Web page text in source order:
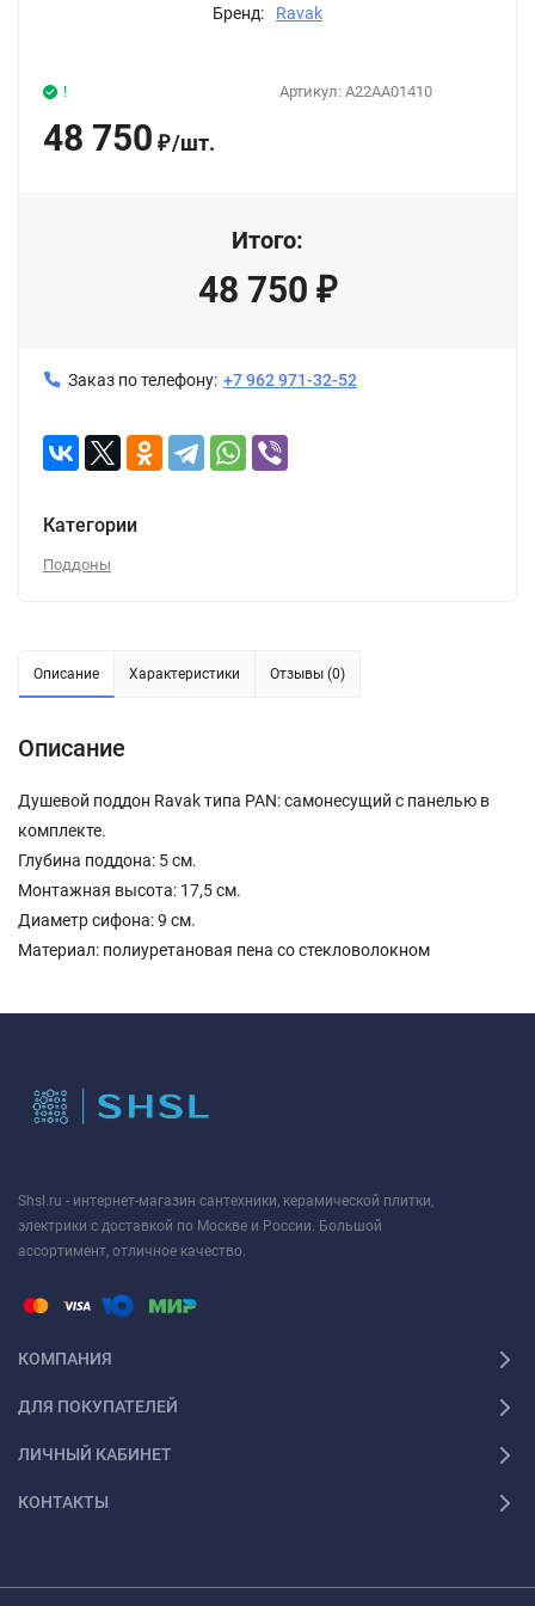
Бренд: Ravak
Артикул: A22AA01410
!
48 750 ₽/шт.
Итого:
48 750 ₽
Заказ по телефону: +7 962 971-32-52
Категории
Поддоны
Описание Характеристики Отзывы (0)
Описание
Душевой поддон Ravak типа PAN: самонесущий с панелью в
комплекте.
Глубина поддона: 5 см.
Монтажная высота: 17,5 см.
Диаметр сифона: 9 см.
Материал: полиуретановая пена со стекловолокном
Shsl.ru - интернет-магазин сантехники, керамической плитки,
электрики с доставкой по Москве и России. Большой
ассортимент, отличное качество.
КОМПАНИЯ
ДЛЯ ПОКУПАТЕЛЕЙ
ЛИЧНЫЙ КАБИНЕТ
КОНТАКТЫ